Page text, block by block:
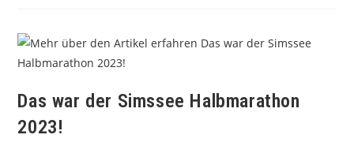
Das war der Simssee Halbmarathon
2023!